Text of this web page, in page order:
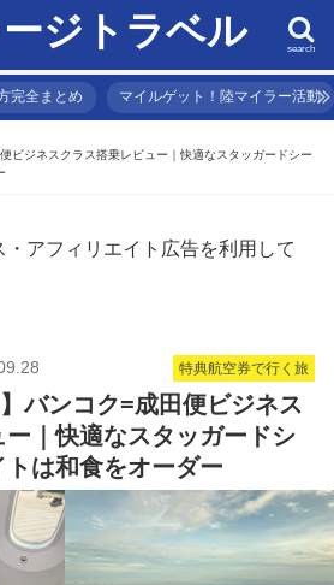
ジトラベル search
完全まとめ マイルゲット！陸マイラー活動
ビジネスクラス搭乗レビュー｜快適なスタッガードシー
アフィリエイト広告を利用して
特典航空券で行く旅
バンコク=成田便ビジネス
｜快適なスタッガードシ
は和食をオーダー